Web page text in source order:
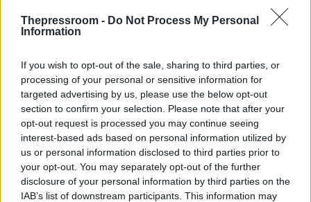
Thepressroom - Do Not Process My Personal
Information
If you wish to opt-out of the sale, sharing to third parties, or
processing of your personal or sensitive information for
targeted advertising by us, please use the below opt-out
section to confirm your selection. Please note that after your
opt-out request is processed you may continue seeing
interest-based ads based on personal information utilized by
us or personal information disclosed to third parties prior to
your opt-out. You may separately opt-out of the further
disclosure of your personal information by third parties on the
IAB’s list of downstream participants. This information may
Οι τρεις εταιρείες θα χρησιμοποιήσουν την
υδρογόνου, από την παραγωγή, διανομή και
υποδομή ανεφοδιασμού υδρογόνου από
ανανεώσιμες πηγές ή χαμηλές εκπομπές
άνθρακα, έως την ανάπτυξη σε διαφορετικά
τμήματα οχημάτων. Αρχικά θα δοθεί έμφαση στα
λεωφορεία, τα ελαφρά επαγγελματικά οχήματα
και τα αυτοκίνητα, με περαιτέρω στόχο την
επιτάχυνση της κατηγορίας των βαρέων
φορτηγών.